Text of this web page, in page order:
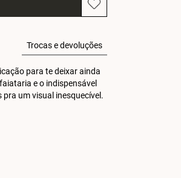
Trocas e devoluções
para te deixar ainda
e o indispensável
um visual inesquecível.